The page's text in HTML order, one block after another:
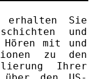
erhalten Sie
und
mit und
zu den
Ihrer